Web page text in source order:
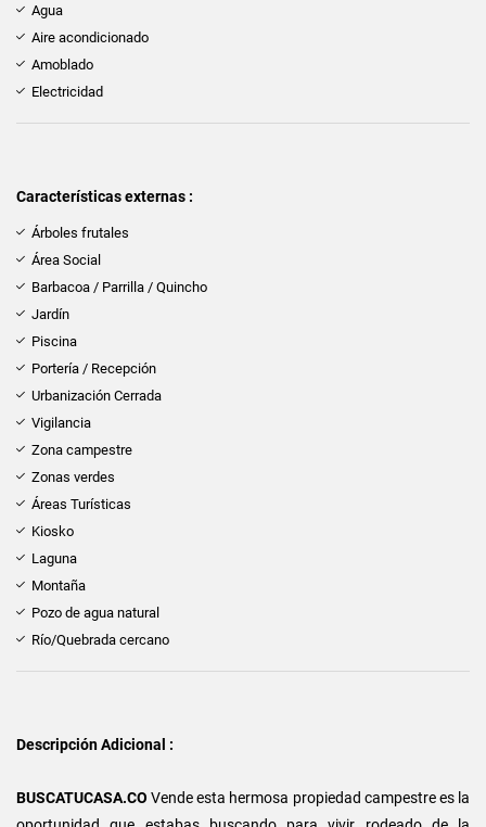
Agua
Aire acondicionado
Amoblado
Electricidad
Características externas :
Árboles frutales
Área Social
Barbacoa / Parrilla / Quincho
Jardín
Piscina
Portería / Recepción
Urbanización Cerrada
Vigilancia
Zona campestre
Zonas verdes
Áreas Turísticas
Kiosko
Laguna
Montaña
Pozo de agua natural
Río/Quebrada cercano
Descripción Adicional :
BUSCATUCASA.CO Vende esta hermosa propiedad campestre es la